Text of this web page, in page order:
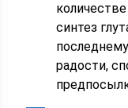
синтез
радости,